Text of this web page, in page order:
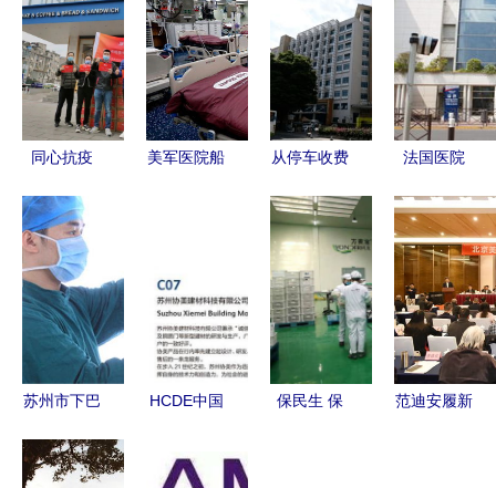
同心抗疫
中焙糖协驰
援湖北，协
美医院守望
相助
美军医院船
隐患的隐忧
从停车收费
与协美医院
的医疗服务
差异
法国医院
疗用品不翼
而飞，盗贼
竟协美医院
苏州市下巴
前10位排名
HCDE中国
发展大会
保民生 保
范迪安履新